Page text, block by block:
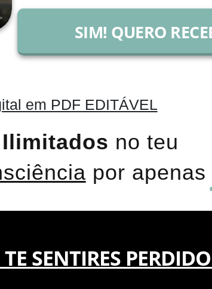
SIM! QUERO
em PDF EDITÁVEL
no teu
por apenas
SENTIRES